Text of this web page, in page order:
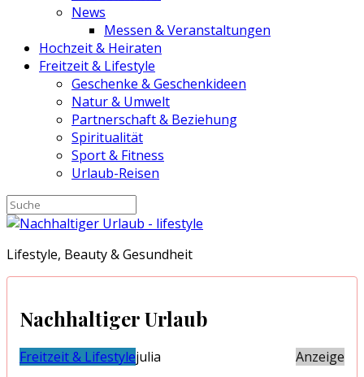
News
Messen & Veranstaltungen
Hochzeit & Heiraten
Freitzeit & Lifestyle
Geschenke & Geschenkideen
Natur & Umwelt
Partnerschaft & Beziehung
Spiritualität
Sport & Fitness
Urlaub-Reisen
Lifestyle, Beauty & Gesundheit
Nachhaltiger Urlaub
Freitzeit & Lifestylejulia
Anzeige